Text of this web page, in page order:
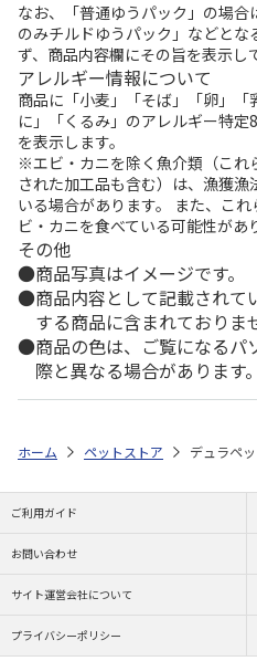
なお、「普通ゆうパック」の場
のみチルドゆうパック」などと
ず、商品内容欄にその旨を表示し
アレルギー情報について
商品に「小麦」「そば」「卵」
に」「くるみ」のアレルギー特
を表示します。
※エビ・カニを除く魚介類（これ
された加工品も含む）は、漁獲
いる場合があります。 また、こ
ビ・カニを食べている可能性があ
その他
商品写真はイメージです。
商品内容として記載されて
する商品に含まれておりま
商品の色は、ご覧になるパ
際と異なる場合があります。
ホーム ペットストア デュラペ
ご利用ガイド
お問い合わせ
サイト運営会社について
プライバシーポリシー